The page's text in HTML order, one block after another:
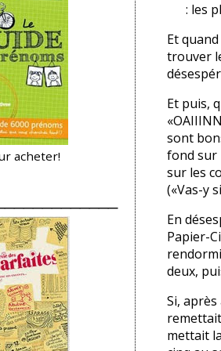
acheter!
: les
Et
trouver
Et puis,
sont
fond sur
sur les
(«Vas-y
En
Papier-
deux,
Si,
mettait